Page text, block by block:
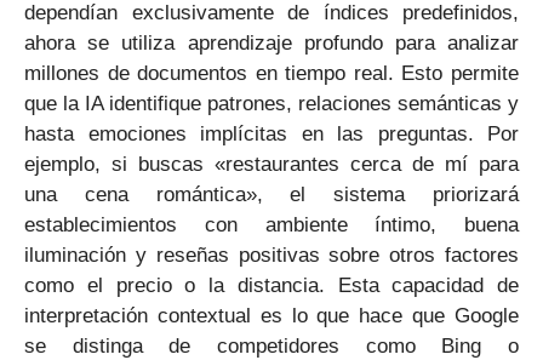
dependían exclusivamente de índices predefinidos,
ahora se utiliza aprendizaje profundo para analizar
millones de documentos en tiempo real. Esto permite
que la IA identifique patrones, relaciones semánticas y
hasta emociones implícitas en las preguntas. Por
ejemplo, si buscas «restaurantes cerca de mí para
una cena romántica», el sistema priorizará
establecimientos con ambiente íntimo, buena
iluminación y reseñas positivas sobre otros factores
como el precio o la distancia. Esta capacidad de
interpretación contextual es lo que hace que Google
se distinga de competidores como Bing o